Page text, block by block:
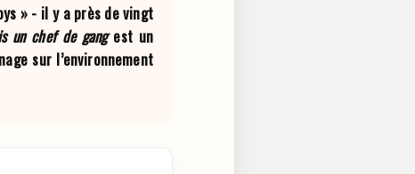
» - il y a près de vingt
un chef de gangest un
sur l’environnement